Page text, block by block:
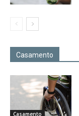
Casamento
Casamento